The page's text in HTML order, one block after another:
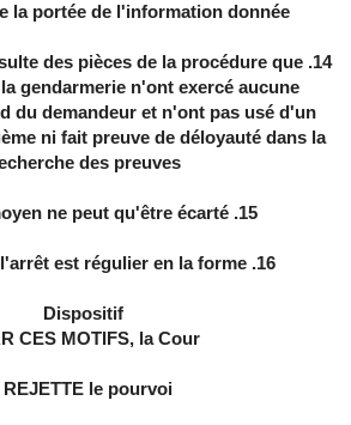
la portée de l'information donnée.
des pièces de la procédure que
gendarmerie n'ont exercé aucune
du demandeur et n'ont pas usé d'un
ni fait preuve de déloyauté dans la
des preuves.
15. Ainsi, le moyen ne peut qu'être écarté.
16. Par ailleurs, l'arrêt est régulier en la forme.
Dispositif
CES MOTIFS, la Cour :
REJETTE le pourvoi ;